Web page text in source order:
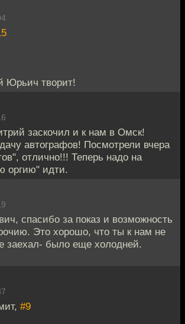
Юрьич творит!
заскочил и к нам в Омск!
автографов! Посмотрели вчера
отлично!!! Теперь надо на
оргию" идти.
спасибо за показ и возможность
Это хорошо, что ты к нам не
заехал- было еще холодней.
#9